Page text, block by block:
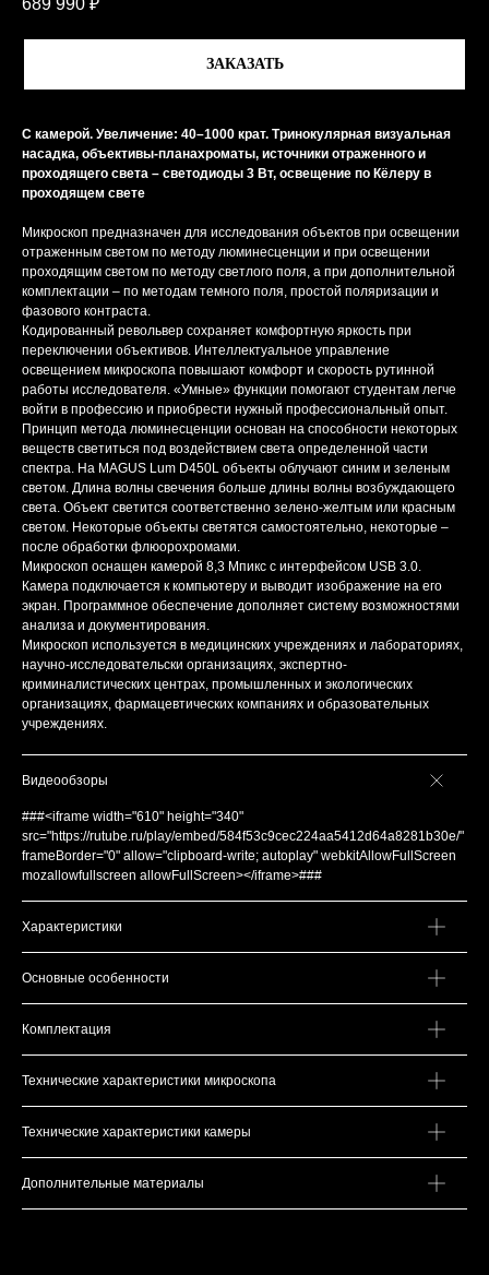
689 990 ₽
ЗАКАЗАТЬ
С камерой. Увеличение: 40–1000 крат. Тринокулярная визуальная
насадка, объективы-планахроматы, источники отраженного и
проходящего света – светодиоды 3 Вт, освещение по Кёлеру в
проходящем свете
Микроскоп предназначен для исследования объектов при освещении
отраженным светом по методу люминесценции и при освещении
проходящим светом по методу светлого поля, а при дополнительной
комплектации – по методам темного поля, простой поляризации и
фазового контраста.
Кодированный револьвер сохраняет комфортную яркость при
переключении объективов. Интеллектуальное управление
освещением микроскопа повышают комфорт и скорость рутинной
работы исследователя. «Умные» функции помогают студентам легче
войти в профессию и приобрести нужный профессиональный опыт.
Принцип метода люминесценции основан на способности некоторых
веществ светиться под воздействием света определенной части
спектра. На MAGUS Lum D450L объекты облучают синим и зеленым
светом. Длина волны свечения больше длины волны возбуждающего
света. Объект светится соответственно зелено-желтым или красным
светом. Некоторые объекты светятся самостоятельно, некоторые –
после обработки флюорохромами.
Микроскоп оснащен камерой 8,3 Мпикс с интерфейсом USB 3.0.
Камера подключается к компьютеру и выводит изображение на его
экран. Программное обеспечение дополняет систему возможностями
анализа и документирования.
Микроскоп используется в медицинских учреждениях и лабораториях,
научно-исследовательски организациях, экспертно-
криминалистических центрах, промышленных и экологических
организациях, фармацевтических компаниях и образовательных
учреждениях.
Видеообзоры
###<iframe width="610" height="340"
src="https://rutube.ru/play/embed/584f53c9cec224aa5412d64a8281b30e/"
frameBorder="0" allow="clipboard-write; autoplay" webkitAllowFullScreen
mozallowfullscreen allowFullScreen></iframe>###
Характеристики
Основные особенности
Комплектация
Технические характеристики микроскопа
Технические характеристики камеры
Дополнительные материалы